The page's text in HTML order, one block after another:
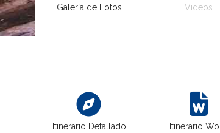
Galería de Fotos Videos
Itinerario Detallado Itinerario